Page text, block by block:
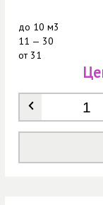
до 10 м3
11 — 30
от31